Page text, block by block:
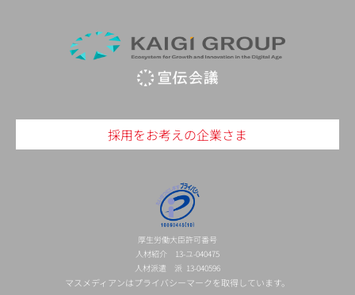
採用をお考えの企業さま
厚生労働大臣許可番号
人材紹介 13-ユ-040475
人材派遣 派 13-040596
マスメディアンはプライバシーマークを取得しています。